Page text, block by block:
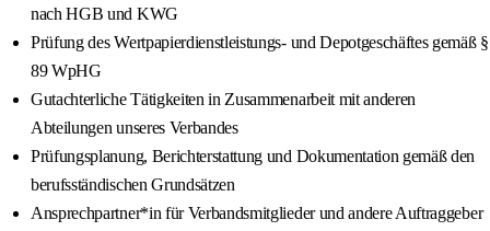
nach HGB und KWG
Prüfung des Wertpapierdienstleistungs- und Depotgeschäftes gemäß §
89 WpHG
Gutachterliche Tätigkeiten in Zusammenarbeit mit anderen
Abteilungen unseres Verbandes
Prüfungsplanung, Berichterstattung und Dokumentation gemäß den
berufsständischen Grundsätzen
Ansprechpartner*in für Verbandsmitglieder und andere Auftraggeber